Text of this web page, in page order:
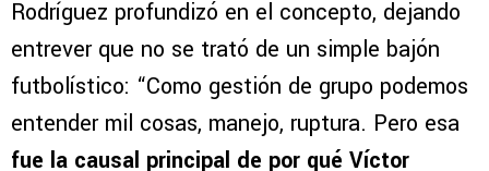
Rodríguez profundizó en el concepto, dejando
entrever que no se trató de un simple bajón
futbolístico: “Como gestión de grupo podemos
entender mil cosas, manejo, ruptura. Pero esa
fue la causal principal de por qué Víctor